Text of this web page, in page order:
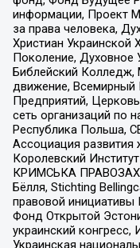
информации, Проект
за права человека,
Христиан Украинской
Поколение,
Библейский Колледж,
движение, Всемирный
Предприятий,
сеть организаций по
Республика
Ассоциация развития
Королевский
КРИМСЬКА
Бёлля, Stichting
правовой инициативы
Фонд Открытой
украинский
Украинская